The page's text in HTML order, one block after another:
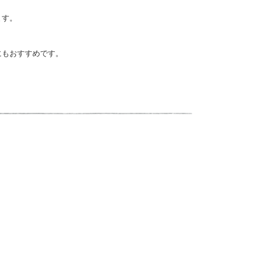
。
おすすめです。